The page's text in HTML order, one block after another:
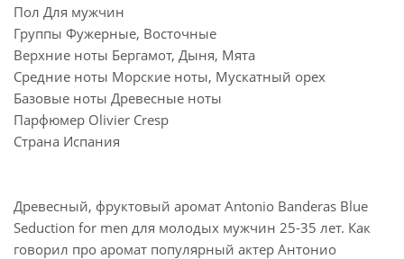
Пол Для мужчин
Группы Фужерные, Восточные
Верхние ноты Бергамот, Дыня, Мята
Средние ноты Морские ноты, Мускатный орех
Базовые ноты Древесные ноты
Парфюмер Olivier Cresp
Страна Испания
Древесный, фруктовый аромат Antonio Banderas Blue
Seduction for men для молодых мужчин 25-35 лет. Как
говорил про аромат популярный актер Антонио